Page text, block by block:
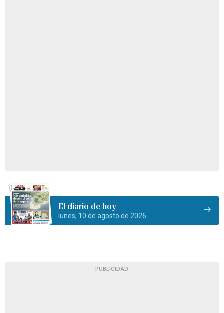
El diario de hoy
lunes, 10 de agosto de 2026
PUBLICIDAD